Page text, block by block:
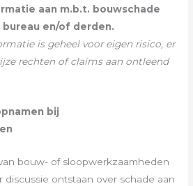
aan m.b.t. bouwschade
en/of derden.
is geheel voor eigen risico, er
rechten of claims aan ontleend
bij
bouw- of sloopwerkzaamheden
discussie ontstaan over schade aan